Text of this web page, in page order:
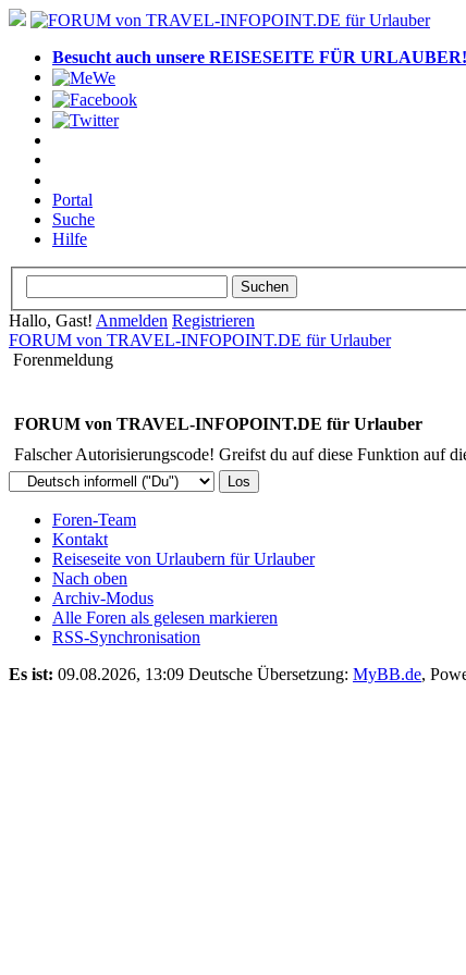
Besucht auch unsere REISESEITE FÜR URLAUBER!
Portal
Suche
Hilfe
Hallo, Gast! Anmelden Registrieren
FORUM von TRAVEL-INFOPOINT.DE für Urlauber
Forenmeldung
FORUM von TRAVEL-INFOPOINT.DE für Urlauber
Falscher Autorisierungscode! Greifst du auf diese Funktion auf
Foren-Team
Kontakt
Reiseseite von Urlaubern für Urlauber
Nach oben
Archiv-Modus
Alle Foren als gelesen markieren
RSS-Synchronisation
Es ist: 09.08.2026, 13:09 Deutsche Übersetzung: MyBB.de,